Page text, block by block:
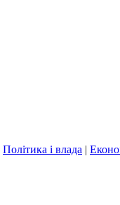
Політика і влада |